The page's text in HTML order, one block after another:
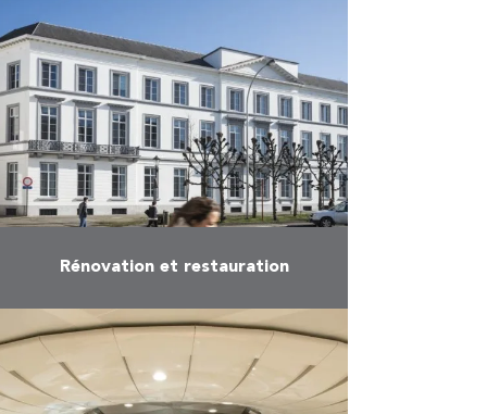
Rénovation et restauration